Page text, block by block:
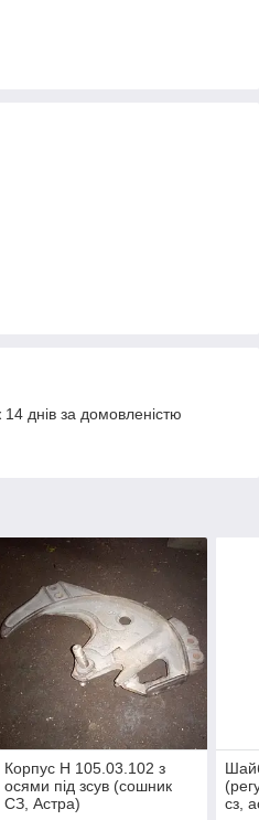
днів за домовленістю
Корпус Н 105.03.102 з
осями під зсув (сошник
СЗ, Астра)
сз,